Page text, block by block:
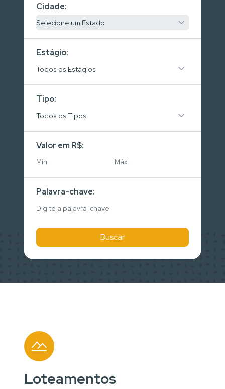
Cidade:
Selecione um Estado
Estágio:
Todos os Estágios
Tipo:
Todos os Tipos
Valor em R$:
Palavra-chave:
Buscar
Loteamentos